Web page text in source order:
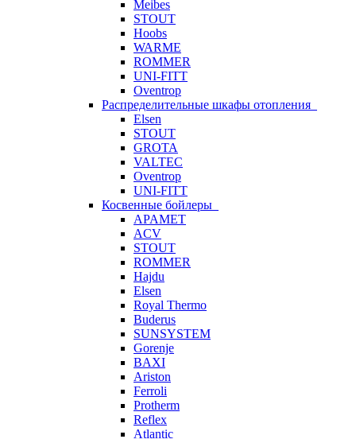
Meibes
STOUT
Hoobs
WARME
ROMMER
UNI-FITT
Oventrop
Распределительные шкафы отопления
Elsen
STOUT
GROTA
VALTEC
Oventrop
UNI-FITT
Косвенные бойлеры
APAMET
ACV
STOUT
ROMMER
Hajdu
Elsen
Royal Thermo
Buderus
SUNSYSTEM
Gorenje
BAXI
Ariston
Ferroli
Protherm
Reflex
Atlantic